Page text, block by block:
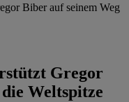
Biber auf seinem Weg
Gregor
Weltspitze